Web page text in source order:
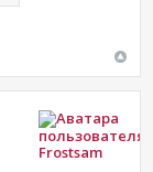
Frostsam